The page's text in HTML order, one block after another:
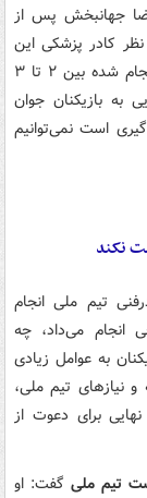
جهانبخش پس از
نظر کادر پزشکی این
تیم ریکاوری می‌کند و طبق آخرین بررسی‌هایی که انجام شده بین ۲ تا ۳
به بازیکنان جوان
است نمی‌توانیم
نکند
تیم ملی انجام
انجام می‌داد، چه
به عوامل زیادی
نیازهای تیم ملی،
برای دعوت از
تیم ملی گفت: او